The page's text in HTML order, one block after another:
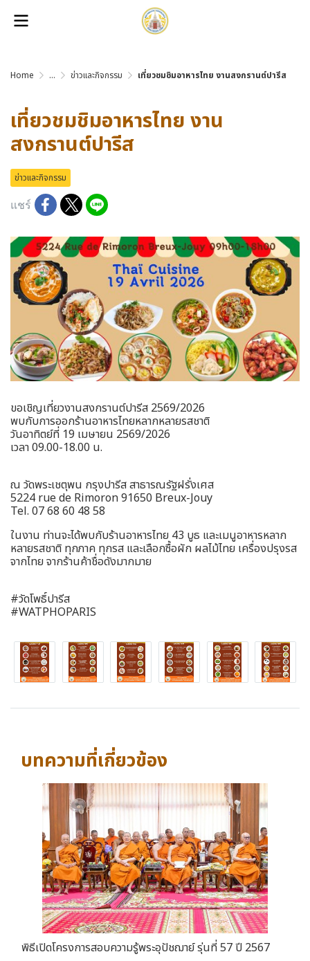
Home ... ข่าวและกิจกรรม เที่ยวชมชิมอาหารไทย งานสงกรานต์ปารีส
เที่ยวชมชิมอาหารไทย งาน
สงกรานต์ปารีส
ข่าวและกิจกรรม
แชร์
ขอเชิญเที่ยวงานสงกรานต์ปารีส 2569/2026
พบกับการออกร้านอาหารไทยหลากหลายรสชาติ
วันอาทิตย์ที่ 19 เมษายน 2569/2026
เวลา 09.00-18.00 น.
ณ วัดพระเชตุพน กรุงปารีส สาธารณรัฐฝรั่งเศส
5224 rue de Rimoron 91650 Breux-Jouy
Tel. 07 68 60 48 58
ในงาน ท่านจะได้พบกับร้านอาหารไทย 43 บูธ และเมนูอาหารหลาก
หลายรสชาติ ทุกภาค ทุกรส และเลือกซื้อผัก ผลไม้ไทย เครื่องปรุงรส
จากไทย จากร้านค้าชื่อดังมากมาย
#วัดโพธิ์ปารีส
#WATPHOPARIS
บทความที่เกี่ยวข้อง
พิธีเปิดโครงการสอบความรู้พระอุปัชฌาย์ รุ่นที่ 57 ปี 2567